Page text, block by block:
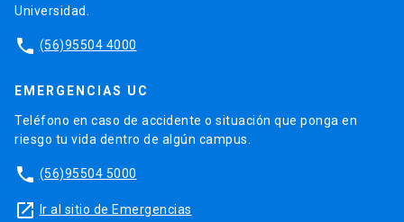
Universidad.
phone (56)95504 4000
EMERGENCIAS UC
Teléfono en caso de accidente o situación que ponga en
riesgo tu vida dentro de algún campus.
phone (56)95504 5000
launch Ir al sitio de Emergencias